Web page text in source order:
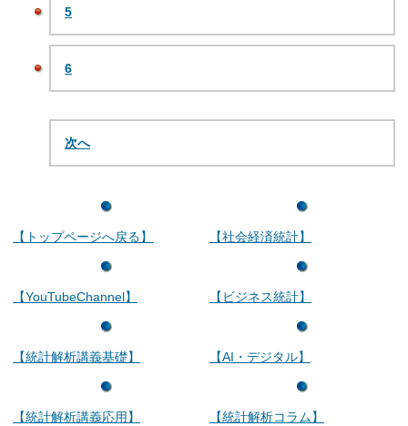
5
6
次へ
【トップページへ戻る】
【YouTubeChannel】
【統計解析講義基礎】
【統計解析講義応用】
【社会経済統計】
【ビジネス統計】
【AI・デジタル】
【統計解析コラム】